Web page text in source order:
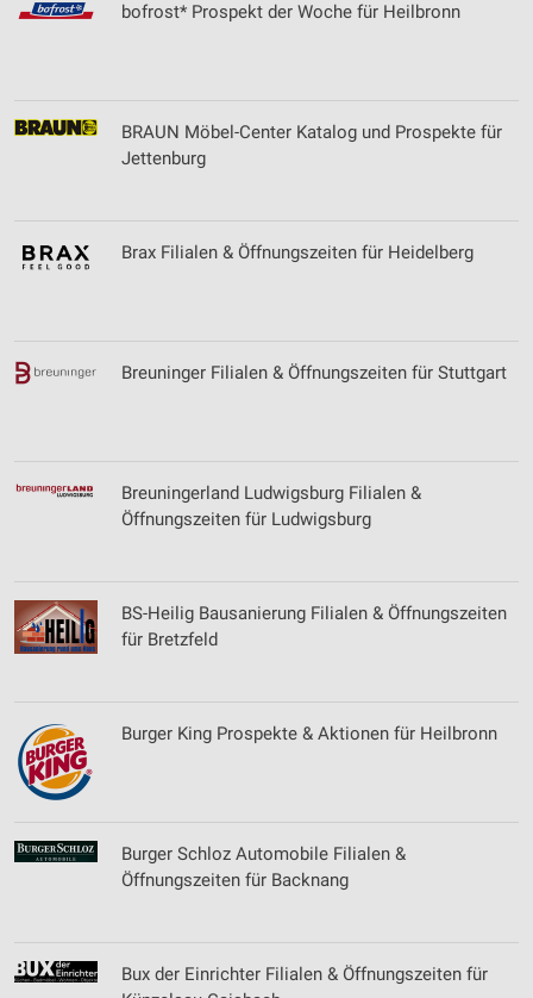
bofrost* Prospekt der Woche für Heilbronn
BRAUN Möbel-Center Katalog und Prospekte für
Jettenburg
Brax Filialen & Öffnungszeiten für Heidelberg
Breuninger Filialen & Öffnungszeiten für Stuttgart
Breuningerland Ludwigsburg Filialen &
Öffnungszeiten für Ludwigsburg
BS-Heilig Bausanierung Filialen & Öffnungszeiten
für Bretzfeld
Burger King Prospekte & Aktionen für Heilbronn
Burger Schloz Automobile Filialen &
Öffnungszeiten für Backnang
Bux der Einrichter Filialen & Öffnungszeiten für
Entwicklung und Verbesserung der Angebote
IAB-Besonderheiten:
Verwendung genauer Standortdaten
Nicht-IAB-Verarbeitungszwecke: